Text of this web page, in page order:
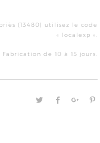
(13480) utilisez le code
« localexp ».
de 10 à 15 jours.